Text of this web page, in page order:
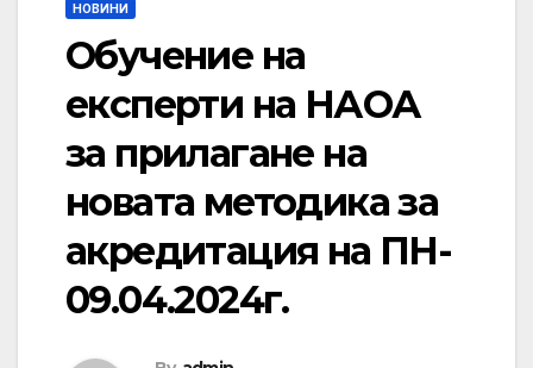
НОВИНИ
Обучение на
експерти на НАОА
за прилагане на
новата методика за
акредитация на ПН-
09.04.2024г.